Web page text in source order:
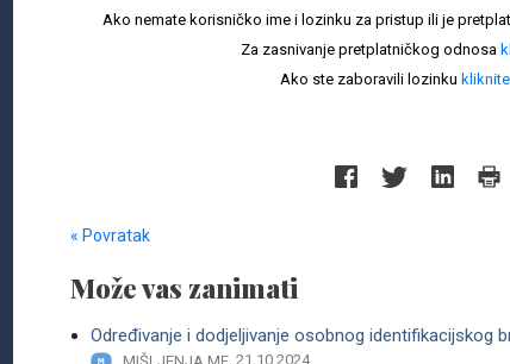
Ako nemate korisničko ime i lozinku za pristup ili je
Za zasnivanje pretplatničkog odnosa
Ako ste zaboravili lozinku
« Povratak
Može vas zanimati
Određivanje i dodjeljivanje osobnog identifikacijskog
, 21.10.2024.